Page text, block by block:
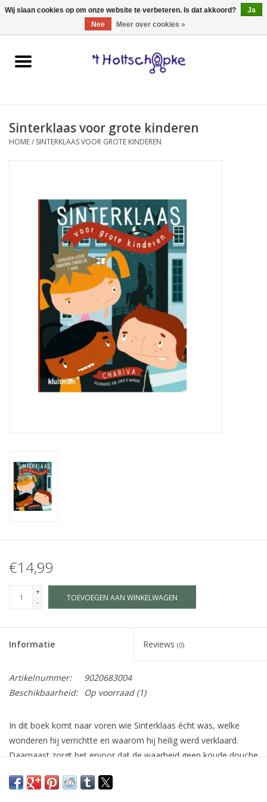
0 Artikelen - €0,00
Home
spellen
hebbedingen
kinderkamer
eten & drinken
Merken
Sinterklaas voor grote kinderen
HOME/ SINTERKLAAS VOOR GROTE KINDEREN
€14,99
+
-
TOEVOEGEN AAN WINKELWAGEN
Informatie Reviews (0)
Artikelnummer:
9020683004
Beschikbaarheid:
Op voorraad(1)
In dit boek komt naar voren wie Sinterklaas écht was, welke
wonderen hij verrichtte en waarom hij heilig werd verklaard.
Daarnaast zorgt het ervoor dat de waarheid geen koude douche
doet.
Wij slaan cookies op om onze website te verbeteren. Is dat akkoord?
Ja
Nee
Meer over cookies »